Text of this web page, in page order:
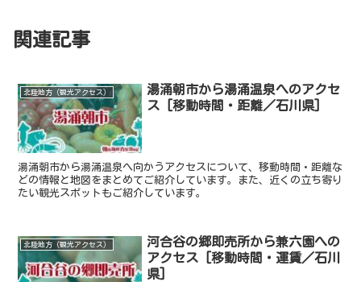
関連記事
北陸地方（観光アクセス）
湯涌朝市から湯涌温泉へのアクセ
ス [移動時間・距離／石川県]
湯涌朝市から湯涌温泉へ向かうアクセスについて、移動時間・距離な
どの情報と地図をまとめてご紹介しています。また、近くの立ち寄り
たい観光スポットもご紹介しています。
北陸地方（観光アクセス）
河合谷の郷即売所から兼六園への
アクセス [移動時間・運賃／石川
県]